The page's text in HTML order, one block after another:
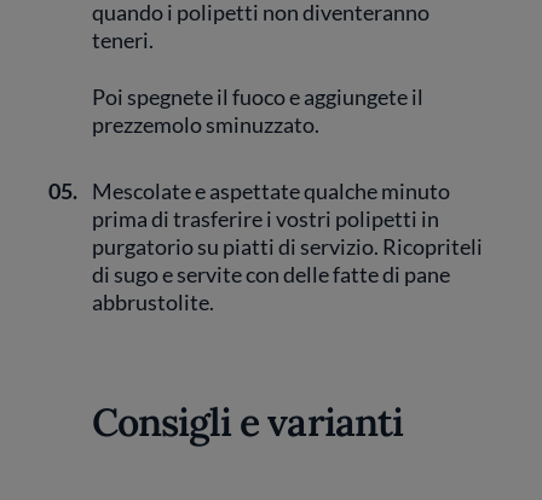
quando i polipetti non diventeranno
teneri.
Poi spegnete il fuoco e aggiungete il
prezzemolo sminuzzato.
05. Mescolate e aspettate qualche minuto
prima di trasferire i vostri polipetti in
purgatorio su piatti di servizio. Ricopriteli
di sugo e servite con delle fatte di pane
abbrustolite.
Consigli e varianti